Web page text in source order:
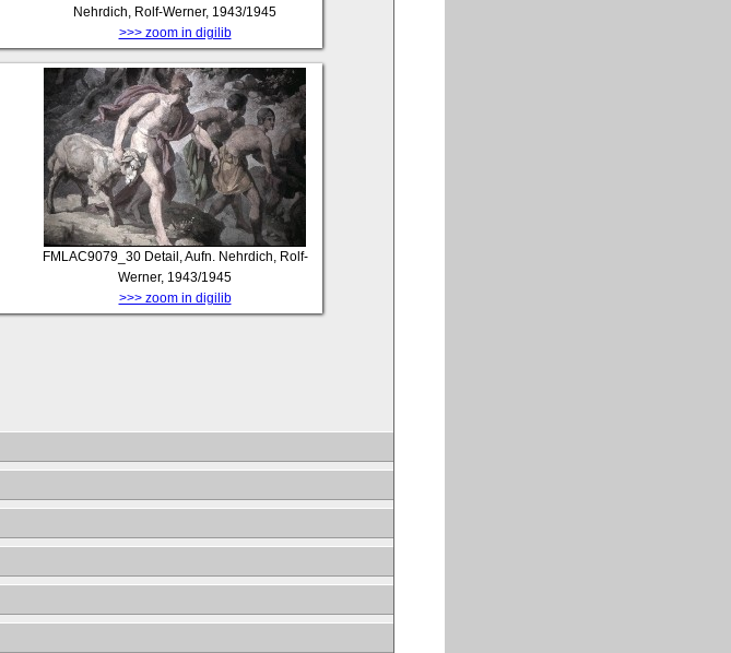
Nehrdich, Rolf-Werner, 1943/1945
>>> zoom in digilib
FMLAC9079_30 Detail, Aufn. Nehrdich, Rolf-
Werner, 1943/1945
>>> zoom in digilib